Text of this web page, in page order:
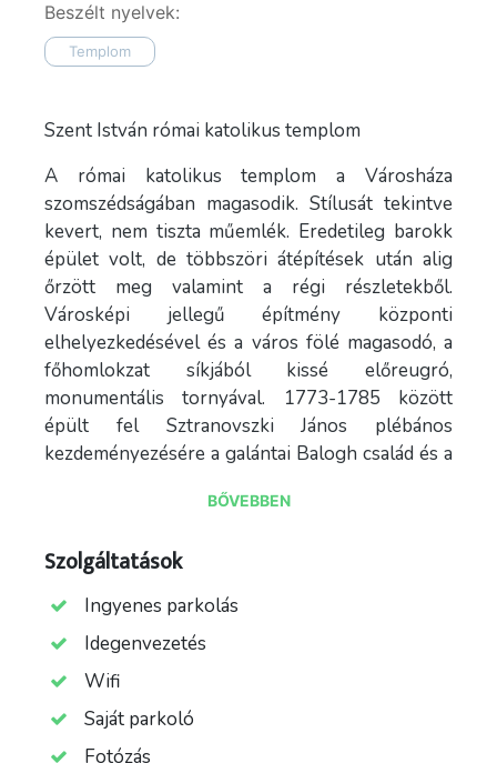
Beszélt nyelvek:
Templom
Szent István római katolikus templom
A római katolikus templom a Városháza
szomszédságában magasodik. Stílusát tekintve
kevert, nem tiszta műemlék. Eredetileg barokk
épület volt, de többszöri átépítések után alig
őrzött meg valamint a régi részletekből.
Városképi jellegű építmény központi
elhelyezkedésével és a város fölé magasodó, a
főhomlokzat síkjából kissé előreugró,
monumentális tornyával. 1773-1785 között
épült fel Sztranovszki János plébános
kezdeményezésére a galántai Balogh család és a
Szentmártoni Ferenc kerületi esperes a hívek és
a környező papság jelenlétében. 1777-ben
fejezték be az építkezést Kozma József címzetes
kanonok idejében. A toronyra feltették a
belső díszítés már Thwy Pál plébánosnak jutott.
A földesurak és a hívek adományaikkal
gazdagították a templomukat. A padok és a
BŐVEBBEN
Szolgáltatások
Ingyenes parkolás
Idegenvezetés
Wifi
Saját parkoló
Fotózás